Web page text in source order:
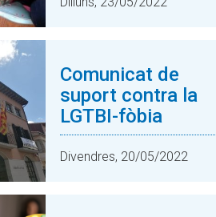
Comunicat de
suport contra la
LGTBI-fòbia
Divendres, 20/05/2022